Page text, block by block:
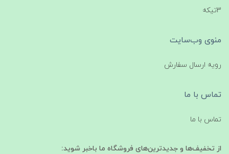
3تیکه
منوی وب‌سایت
رویه ارسال سفارش
تماس با ما
تماس با ما
از تخفیف‌ها و جدیدترین‌های فروشگاه ما باخبر شوید: